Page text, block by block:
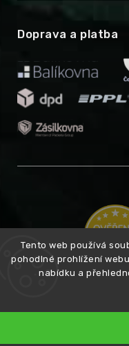
Tento web používá
pohodlné prohlížení
nabídku a
Doprava a platba